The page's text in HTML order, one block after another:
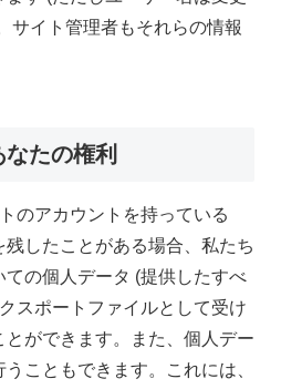
サイト管理者もそれらの情報
たの権利
のアカウントを持っている
したことがある場合、私たち
の個人データ (提供したすべ
スポートファイルとして受け
ができます。また、個人デー
こともできます。これには、